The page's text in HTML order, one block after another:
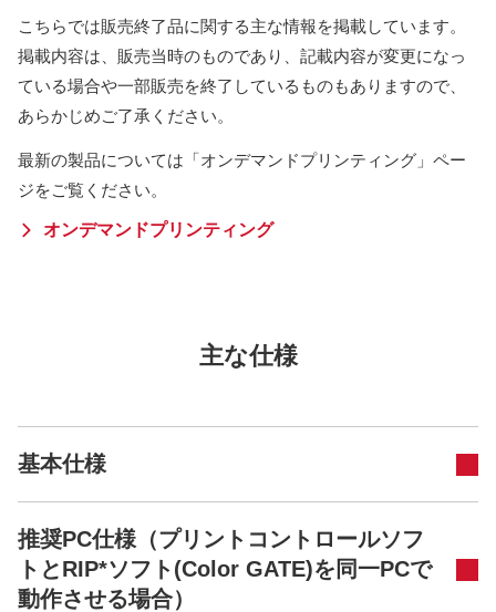
こちらでは販売終了品に関する主な情報を掲載しています。
掲載内容は、販売当時のものであり、記載内容が変更になっ
ている場合や一部販売を終了しているものもありますので、
あらかじめご了承ください。
最新の製品については「オンデマンドプリンティング」ペー
ジをご覧ください。
オンデマンドプリンティング
主な仕様
基本仕様
推奨PC仕様（プリントコントロールソフ
トとRIP*ソフト(Color GATE)を同一PCで
動作させる場合）